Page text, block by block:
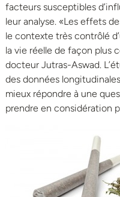
facteurs susceptibles
leur analyse. «Les effets
le contexte très contrôlé
la vie réelle de façon plus
docteur Jutras-Aswad.
des données
mieux répondre à une
prendre en considération